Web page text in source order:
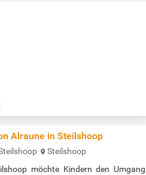
& Jung mit dem Schacks, ihrer
Stationen der Dauerausstellung in
…
Alraune in Steilshoop
Steilshoop
möchte Kindern den Umgang